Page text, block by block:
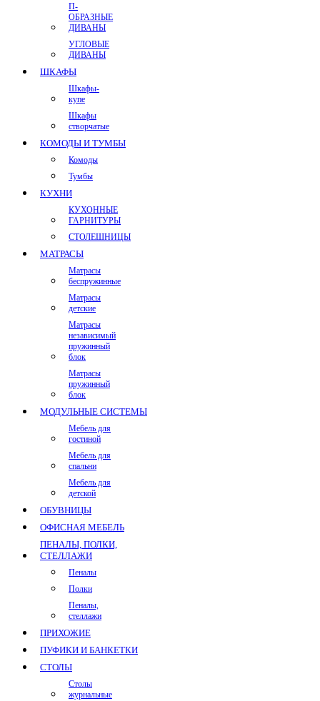
П-
ОБРАЗНЫЕ
ДИВАНЫ
УГЛОВЫЕ
ДИВАНЫ
ШКАФЫ
Шкафы-
купе
Шкафы
створчатые
КОМОДЫ И ТУМБЫ
Комоды
Тумбы
КУХНИ
КУХОННЫЕ
ГАРНИТУРЫ
СТОЛЕШНИЦЫ
МАТРАСЫ
Матрасы
беспружинные
Матрасы
детские
Матрасы
независимый
пружинный
блок
Матрасы
пружинный
блок
МОДУЛЬНЫЕ СИСТЕМЫ
Мебель для
гостиной
Мебель для
спальни
Мебель для
детской
ОБУВНИЦЫ
ОФИСНАЯ МЕБЕЛЬ
ПЕНАЛЫ, ПОЛКИ,
СТЕЛЛАЖИ
Пеналы
Полки
Пеналы,
стеллажи
ПРИХОЖИЕ
ПУФИКИ И БАНКЕТКИ
СТОЛЫ
Столы
журнальные